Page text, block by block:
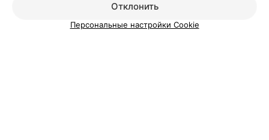
Отклонить
Персональные настройки Cookie